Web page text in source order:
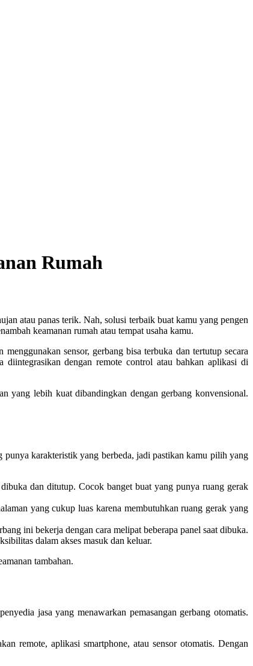
Rumah
atau panas terik. Nah, solusi terbaik buat kamu yang pengen
keamanan rumah atau tempat usaha kamu.
sensor, gerbang bisa terbuka dan tertutup secara
dengan remote control atau bahkan aplikasi di
yang lebih kuat dibandingkan dengan gerbang konvensional.
punya karakteristik yang berbeda, jadi pastikan kamu pilih yang
dan ditutup. Cocok banget buat yang punya ruang gerak
yang cukup luas karena membutuhkan ruang gerak yang
ini bekerja dengan cara melipat beberapa panel saat dibuka.
dalam akses masuk dan keluar.
tambahan.
jasa yang menawarkan pemasangan gerbang otomatis.
remote, aplikasi smartphone, atau sensor otomatis. Dengan